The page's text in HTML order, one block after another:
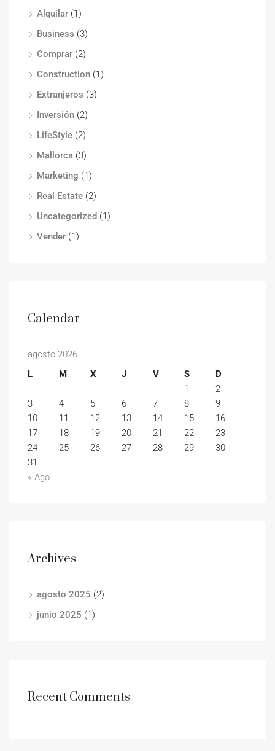
Alquilar (1)
Business (3)
Comprar (2)
Construction (1)
Extranjeros (3)
Inversión (2)
LifeStyle (2)
Mallorca (3)
Marketing (1)
Real Estate (2)
Uncategorized (1)
Vender (1)
Calendar
agosto 2026
L
M X J V S
D
1
2
3
4 5 6 7 8
9
10
11 12 13 14 15
16
17
18 19 20 21 22
23
24
25 26 27 28 29
30
31
« Ago
Archives
agosto 2025 (2)
junio 2025 (1)
Recent Comments